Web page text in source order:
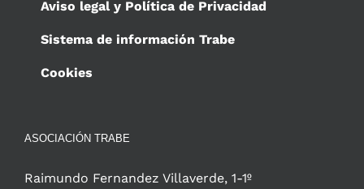
Aviso legal y Política de Privacidad
Sistema de información Trabe
Cookies
ASOCIACIÓN TRABE
Raimundo Fernandez Villaverde, 1-1º